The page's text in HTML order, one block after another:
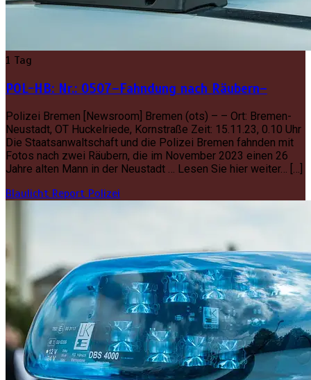
1 Tag
POL-HB: Nr.: 0507–Fahndung nach Räubern–
Polizei Bremen [Newsroom] Bremen (ots) – – Ort: Bremen-
Neustadt, OT Huckelriede, Kornstraße Zeit: 15.11.23, 0.10 Uhr
Die Staatsanwaltschaft und die Polizei Bremen fahnden mit
Fotos nach zwei Räubern, die im November 2023 einen 26
Jahre alten Mann in der Neustadt … Lesen Sie hier weiter… […]
Blaulicht Report Polizei